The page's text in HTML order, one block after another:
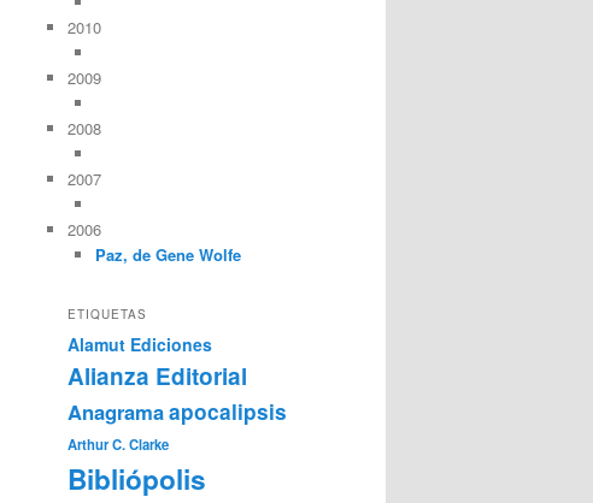
2010
2009
2008
2007
2006
Paz, de Gene Wolfe
ETIQUETAS
Alamut Ediciones
Alianza Editorial
Anagramaapocalipsis
Arthur C. Clarke
Bibliópolis